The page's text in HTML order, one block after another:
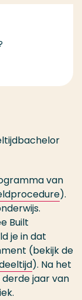
van
).
Built
je in dat
(bekijk de
). Na het
jaar van